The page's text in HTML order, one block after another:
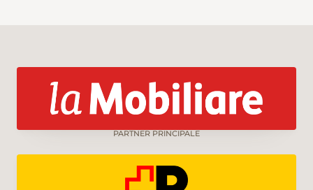
PARTNER PRINCIPALE